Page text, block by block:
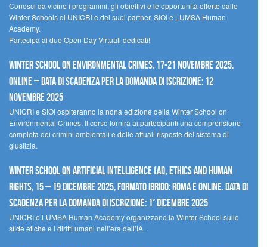
Conosci da vicino i programmi, gli obiettivi e le opportunità offerte dalle
Winter Schools di UNICRI e dei suoi partner, SIOI e LUMSA Human
Academy.
Partecipa ai due Open Day Virtuali dedicati!
Winter School on Environmental Crimes, 17-21 novembre 2025,
Online – Data di scadenza per la domanda di iscrizione: 12
novembre 2025
UNICRI e SIOI ospiteranno la nona edizione della Winter School on
Environmental Crimes. Il corso fornirà ai partecipanti una comprensione
completa dei crimini ambientali e delle attuali risposte del sistema di
giustizia.
Winter School on Artificial Intelligence (AI), Ethics and Human
Rights, 15 – 19 dicembre 2025, Formato Ibrido: Roma e online. Data di
scadenza per la domanda di iscrizione: 1° dicembre 2025
UNICRI e LUMSA Human Academy organizzano la Winter School sulle
sfide etiche e i diritti umani nell’era dell’IA.